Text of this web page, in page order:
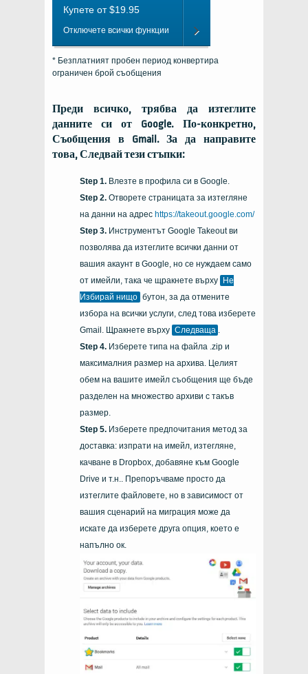
Купете от $19.95
Отключете всички функции
* Безплатният пробен период конвертира
ограничен брой съобщения
Преди всичко, трябва да изтеглите
данните си от Google. По-конкретно,
Съобщения в Gmail. За да направите
това, Следвай тези стъпки:
Влезте в профила си в Google.
Отворете страницата за изтегляне
на данни на адрес https://takeout.google.com/
Инструментът Google Takeout ви
позволява да изтеглите всички данни от
вашия акаунт в Google, но се нуждаем само
от имейли, така че щракнете върху
Не
Избирай нищо бутон, за да отмените
избора на всички услуги, след това изберете
Gmail. Щракнете върху Следваща .
Изберете типа на файла .zip и
максималния размер на архива. Целият
обем на вашите имейл съобщения ще бъде
разделен на множество архиви с такъв
размер.
Изберете предпочитания метод за
доставка: изпрати на имейл, изтегляне,
качване в Dropbox, добавяне към Google
Drive и т.н.. Препоръчваме просто да
изтеглите файловете, но в зависимост от
вашия сценарий на миграция може да
искате да изберете друга опция, което е
напълно ок.